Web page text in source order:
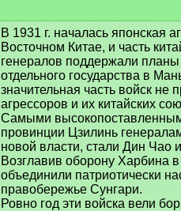
[
q
]
В 1931 г. началась японская
Восточном Китае, и часть
генералов поддержали
отдельного государства в
значительная часть войск не
агрессоров и их китайских
Самыми
провинции Цзилинь
новой власти, стали Дин Чао
Возглавив оборону Харбина
объединили патриотически
правобережье Сунгари.
Ровно год эти войска вели